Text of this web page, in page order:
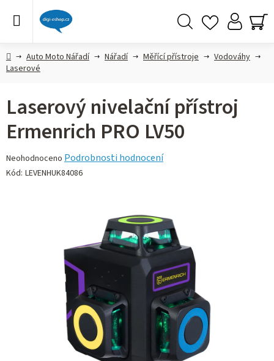
DomůAuto Moto Nářadí Nářadí Měřící přístroje
Vodováhy
Laserové
Laserový nivelační přístroj
Ermenrich PRO LV50
Průměrné
hodnocení
Neohodnoceno Podrobnosti hodnocení
Kód: LEVENHUK84086